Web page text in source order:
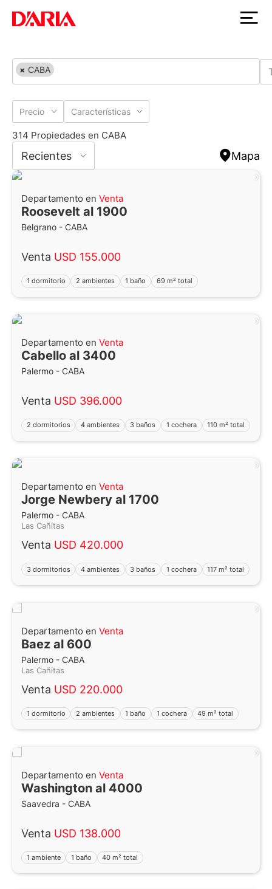
× CABA
Precio Características
314 Propiedades en CABA
Recientes Mapa
Departamento en Venta
Roosevelt al 1900
Belgrano - CABA
Venta USD 155.000
1 dormitorio 2 ambientes 1 baño 69 m² total
Departamento en Venta
Cabello al 3400
Palermo - CABA
Venta USD 396.000
2 dormitorios 4 ambientes 3 baños 1 cochera 110 m² total
Departamento en Venta
Jorge Newbery al 1700
Palermo - CABA
Las Cañitas
Venta USD 420.000
3 dormitorios 4 ambientes 3 baños 1 cochera 117 m² total
Departamento en Venta
Baez al 600
Palermo - CABA
Las Cañitas
Venta USD 220.000
1 dormitorio 2 ambientes 1 baño 1 cochera 49 m² total
Departamento en Venta
Washington al 4000
Saavedra - CABA
Venta USD 138.000
1 ambiente 1 baño 40 m² total